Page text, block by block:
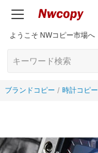
ようこそ NWコピー市場へ
ブランドコピー 時計コピー